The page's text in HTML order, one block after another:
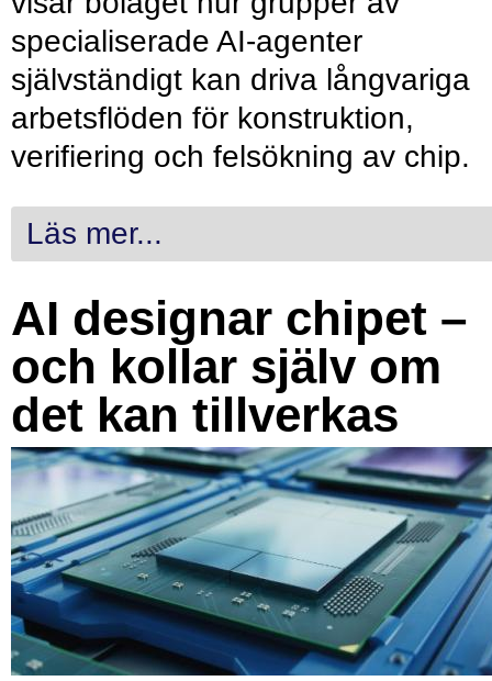
specialiserade AI-agenter
självständigt kan driva långvariga
arbetsflöden för konstruktion,
verifiering och felsökning av chip.
Läs mer...
AI designar chipet –
och kollar själv om
det kan tillverkas